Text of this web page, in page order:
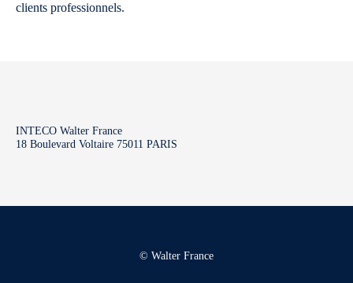
clients professionnels.
INTECO Walter France
18 Boulevard Voltaire 75011 PARIS
© Walter France